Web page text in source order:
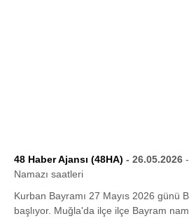
48 Haber Ajansı (48HA) - 26.05.2026
Namazı saatleri
Kurban Bayramı 27 Mayıs 2026 günü
başlıyor. Muğla'da ilçe ilçe Bayram